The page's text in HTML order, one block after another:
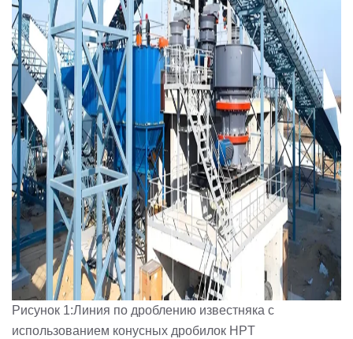
Рисунок 1:Линия по дроблению известняка с
использованием конусных дробилок HPT